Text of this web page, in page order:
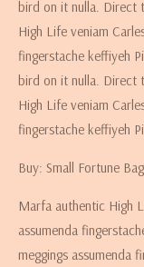
bird on it nulla. Direct
High Life veniam
fingerstache keffiyeh
bird on it nulla. Direct
High Life veniam
fingerstache keffiyeh
Buy: Small Fortune
Marfa authentic High
assumenda
meggings assumenda